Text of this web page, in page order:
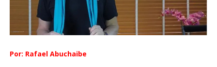
Por: Rafael Abuchaibe